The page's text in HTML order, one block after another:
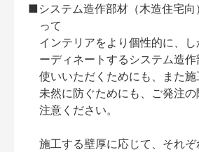
■システム造作部材（木造住宅向
って
インテリアをより個性的に、
ーディネートするシステム造
使いいただくためにも、また
未然に防ぐためにも、ご発注
注意ください。
施工する壁厚に応じて、それ